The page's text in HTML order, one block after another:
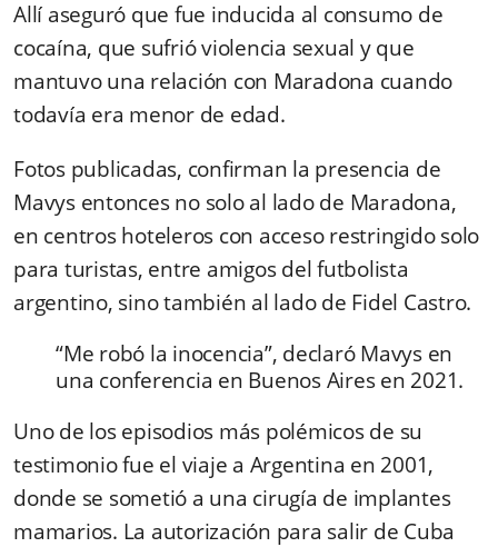
Allí aseguró que fue inducida al consumo de
cocaína, que sufrió violencia sexual y que
mantuvo una relación con Maradona cuando
todavía era menor de edad.
Fotos publicadas, confirman la presencia de
Mavys entonces no solo al lado de Maradona,
en centros hoteleros con acceso restringido solo
para turistas, entre amigos del futbolista
argentino, sino también al lado de Fidel Castro.
“Me robó la inocencia”, declaró Mavys en
una conferencia en Buenos Aires en 2021.
Uno de los episodios más polémicos de su
testimonio fue el viaje a Argentina en 2001,
donde se sometió a una cirugía de implantes
mamarios. La autorización para salir de Cuba